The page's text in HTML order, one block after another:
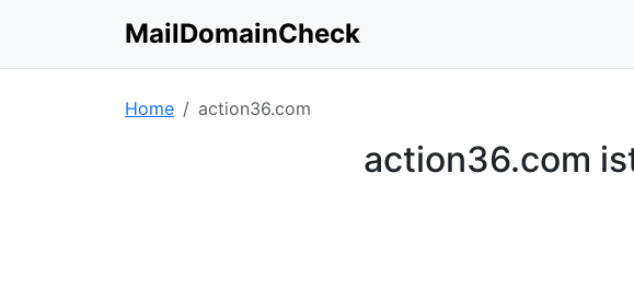
MailDomainCheck
Home action36.com
action36.com